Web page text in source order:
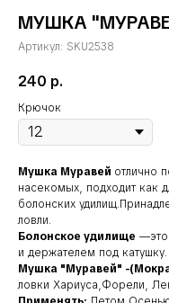
МУШКА
Артикул: SKU2538
240 р.
Крючок
Мушка Муравей отлично
насекомых, подходит как
болонских
ловли.
Болонское удилище —это
и держателем под катушку.
Мушка "Муравей" -
ловки Хариуса,Форели,